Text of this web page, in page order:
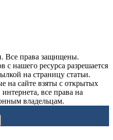
Все права защищены.
с нашего ресурса разрешается
на страницу статьи.
на сайте взяты с открытых
все права на
владельцам.